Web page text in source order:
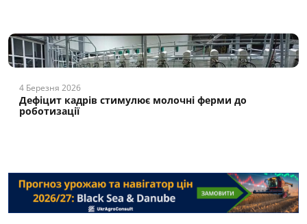
4 Березня 2026
Дефіцит кадрів стимулює молочні ферми до
роботизації